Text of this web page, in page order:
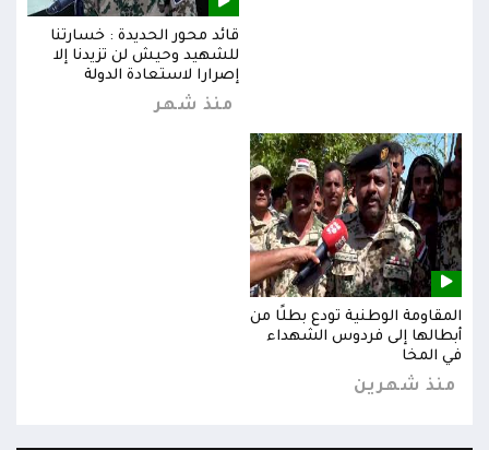
قائد محور الحديدة : خسارتنا
للشهيد وحيش لن تزيدنا إلا
إصرارا لاستعادة الدولة
منذ شهر
المقاومة الوطنية تودع بطلًا من
أبطالها إلى فردوس الشهداء
في المخا
منذ شهرين